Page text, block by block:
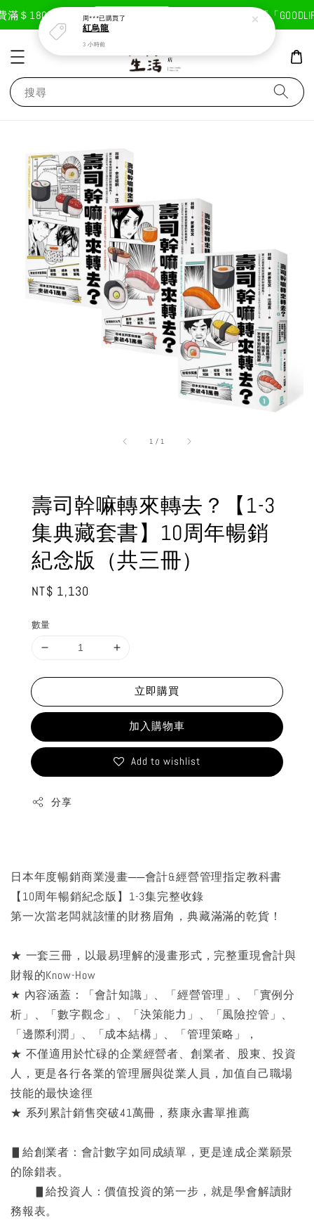
1800免運費 現在去購物！ 首次註冊輸入折扣碼「
搜尋
1 / 1
壽司幹嘛轉來轉去？【1-3
集典藏套書】10周年暢銷
紀念版（共三冊）
Regular
NT$ 1,130
數量
立即購買
加入購物車
Add to wishlist
分享
日本年度暢銷商業漫畫──會計&經營管理指定教科書
【10周年暢銷紀念版】1-3集完整收錄
第一次當老闆就該懂的財務眉角，典藏滿滿的乾貨！
★ 一套三冊，以最易理解的漫畫形式，完整重現會計與
財報的Know-How
★ 內容涵蓋：「會計知識」、「經營管理」、「實例分
析」、「數字觀念」、「決策能力」、「風險控管」、
「邊際利潤」、「成本結構」、「管理策略」，
★ 不僅適用於忙碌的企業經營者、創業者、股東、投資
人，更是各行各業的管理層與從業人員，加值自己職場
技能的最快途徑
★ 系列累計銷售突破41萬冊，蔡康永書單推薦
▋給創業者：會計數字如同成績單，更是達成企業願景
的除錯表。
▋給投資人：價值投資的第一步，就是學會解讀財
務報表。
周***已購買了
紅烏龍
3 小時前